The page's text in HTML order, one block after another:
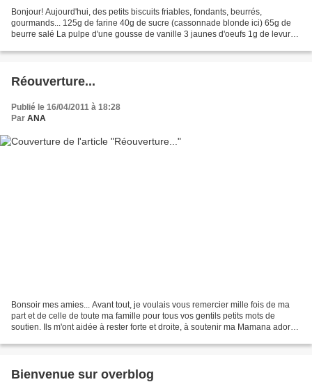
Bonjour! Aujourd'hui, des petits biscuits friables, fondants, beurrés,
gourmands... 125g de farine 40g de sucre (cassonnade blonde ici) 65g de
beurre salé La pulpe d'une gousse de vanille 3 jaunes d'oeufs 1g de levure
Réouverture...
Publié le 16/04/2011 à 18:28
Par ANA
Bonsoir mes amies... Avant tout, je voulais vous remercier mille fois de ma
part et de celle de toute ma famille pour tous vos gentils petits mots de
soutien. Ils m'ont aidée à rester forte et droite, à soutenir ma Mamana adorée
Bienvenue sur overblog